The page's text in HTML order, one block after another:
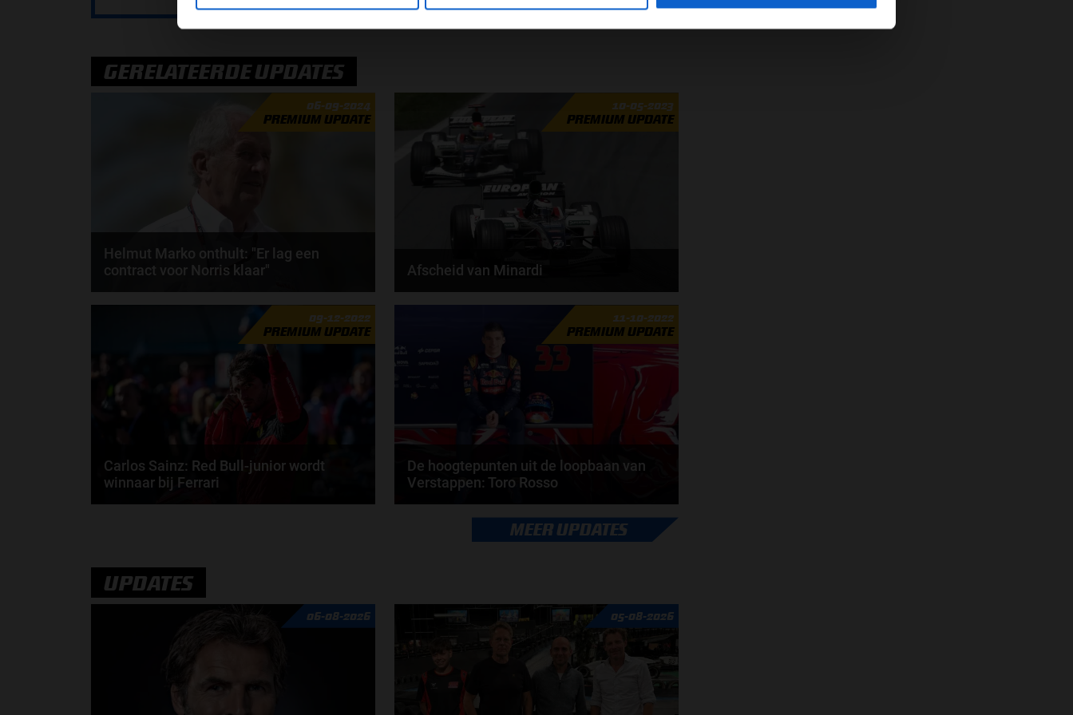
GERELATEERDE UPDATES
06-09-2024
PREMIUM UPDATE
Helmut Marko onthult: "Er lag een
contract voor Norris klaar"
Lando Norris heeft in de Formule 1 alleen gereden
voor McLaren - waarbij hij in 2019 ook zijn debuut...
10-05-2023
PREMIUM UPDATE
Afscheid van Minardi
De verkoop van het Formule 1-team Minardi aan Red
Bull in 2005 was een belangrijk moment in de...
Gijs Leuvenink
09-12-2022
PREMIUM UPDATE
Carlos Sainz: Red Bull-junior wordt
winnaar bij Ferrari
doorFrederique van Grinsven
11-10-2022
PREMIUM UPDATE
De hoogtepunten uit de loopbaan van
Verstappen: Toro Rosso
Hoe afgelopen weekend Max Verstappen de tweede
wereldtitel behaalde, is magistraal. Het is niet het...
MEER UPDATES
UPDATES
06-08-2026 05-08-2026